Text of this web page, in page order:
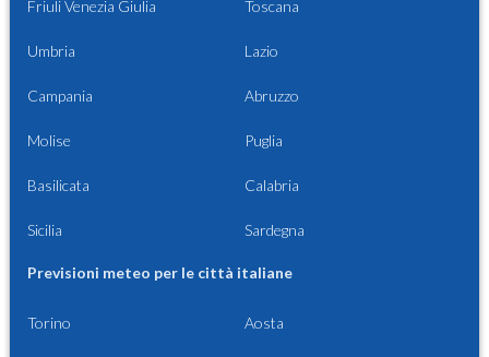
Friuli Venezia Giulia Toscana
Umbria Lazio
Campania Abruzzo
Molise Puglia
Basilicata Calabria
Sicilia Sardegna
Previsioni meteo per le città italiane
Torino Aosta